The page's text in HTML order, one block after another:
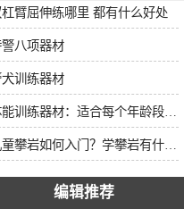
杠臂屈伸练哪里 都有什么好处
八项器材
训练器材
编辑推荐